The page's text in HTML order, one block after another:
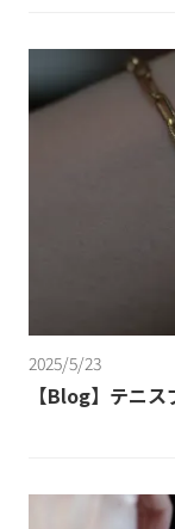
2025/5/23
【Blog】テニ